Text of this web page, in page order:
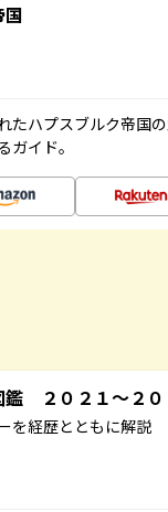
たハプスブルク帝国
イド。
２０２１～２
を経歴とともに解説